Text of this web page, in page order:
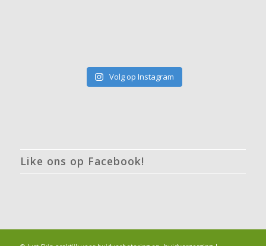
Volg op Instagram
Like ons op Facebook!